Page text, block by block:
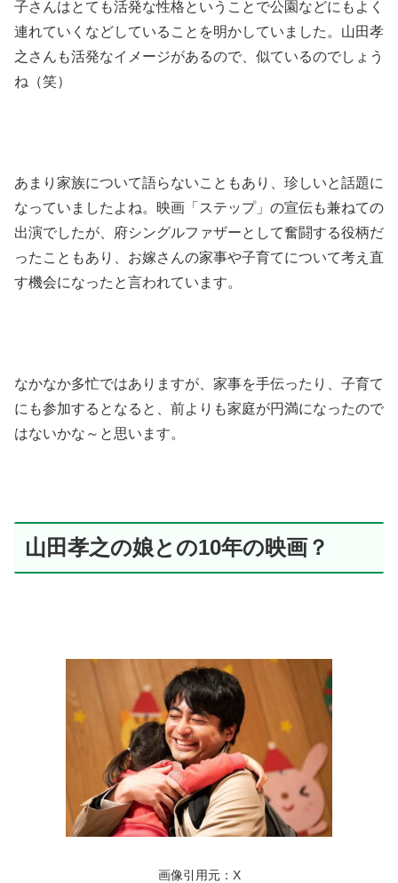
子さんはとても活発な性格ということで公園などにもよく
連れていくなどしていることを明かしていました。山田孝
之さんも活発なイメージがあるので、似ているのでしょう
ね（笑）
あまり家族について語らないこともあり、珍しいと話題に
なっていましたよね。映画「ステップ」の宣伝も兼ねての
出演でしたが、府シングルファザーとして奮闘する役柄だ
ったこともあり、お嫁さんの家事や子育てについて考え直
す機会になったと言われています。
なかなか多忙ではありますが、家事を手伝ったり、子育て
にも参加するとなると、前よりも家庭が円満になったので
はないかな～と思います。
山田孝之の娘との10年の映画？
画像引用元：X